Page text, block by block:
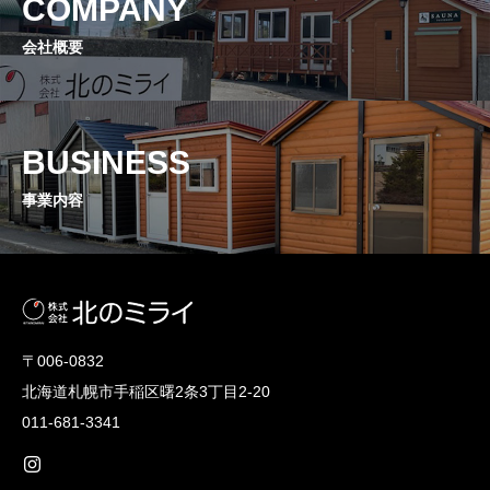
COMPANY
会社概要
BUSINESS
事業内容
〒006-0832
北海道札幌市手稲区曙2条3丁目2-20
011-681-3341